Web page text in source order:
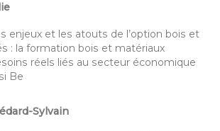
enjeux et les atouts de l’option bois et
: la formation bois et matériaux
réels liés au secteur économique
Be
Sylvain